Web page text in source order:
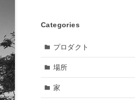
Categories
プロダクト
場所
家